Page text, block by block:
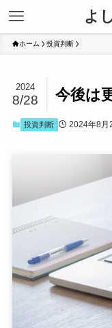
よ
ホーム 投資判断
今後は
2024
8/28
投資判断 2024年8月